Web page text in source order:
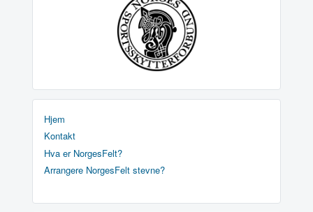
Hjem
Kontakt
Hva er NorgesFelt?
Arrangere NorgesFelt stevne?